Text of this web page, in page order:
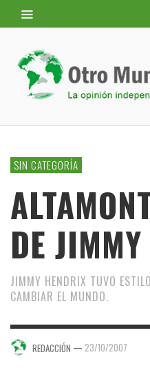
SIN CATEGORÍA
DE
JIMMY HENDRIX TUVO
CAMBIAR EL MUNDO.
REDACCIÓN — 23/10/2007